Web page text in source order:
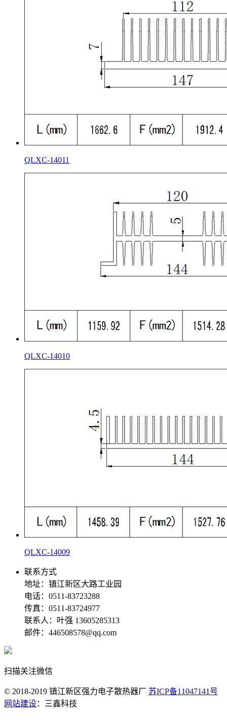
QLXC-14011
QLXC-14010
QLXC-14009
联系方式
地址：镇江新区大路工业园
电话：0511-83723288
传真：0511-83724977
联系人：叶强 13605285313
邮件：446508578@qq.com
扫描关注微信
© 2018-2019 镇江新区强力电子散热器厂 苏ICP备11047141号
网站建设：三鑫科技